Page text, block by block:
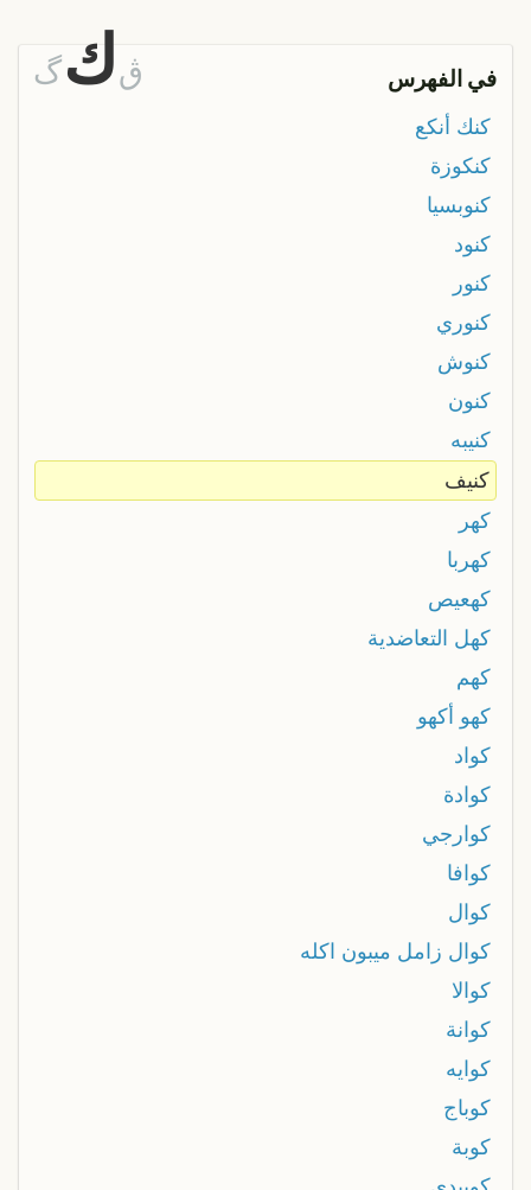
في الفهرس ڨك گ
كنك أنكع
كنكوزة
كنوبسيا
كنود
كنور
كنوري
كنوش
كنون
كنيبه
كنيف
كهر
كهربا
كهعيص
كهل التعاضدية
كهم
كهو أكهو
كواد
كوادة
كوارجي
كوافا
كوال
كوال زامل ميبون اكله
كوالا
كوانة
كوايه
كوباج
كوبة